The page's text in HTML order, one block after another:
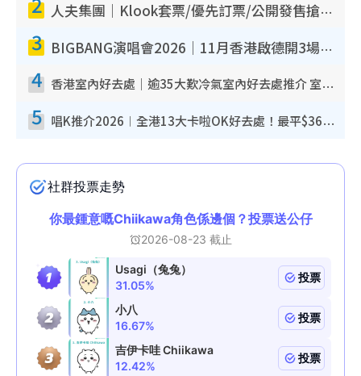
人夫集團｜Klook套票/優先訂票/公開發售搶飛攻略！附票價.購票連結.場地座位表
3 BIGBANG演唱會2026｜11月香港啟德開3場！實名制VIP申請、優先購票攻略
4 香港室內好去處｜逾35大歎冷氣室內好去處推介 室內活動免費避雨無懼落雨
5 唱K推介2026︱全港13大卡啦OK好去處！最平$36起 日文K都有！(附地址+收費詳情)